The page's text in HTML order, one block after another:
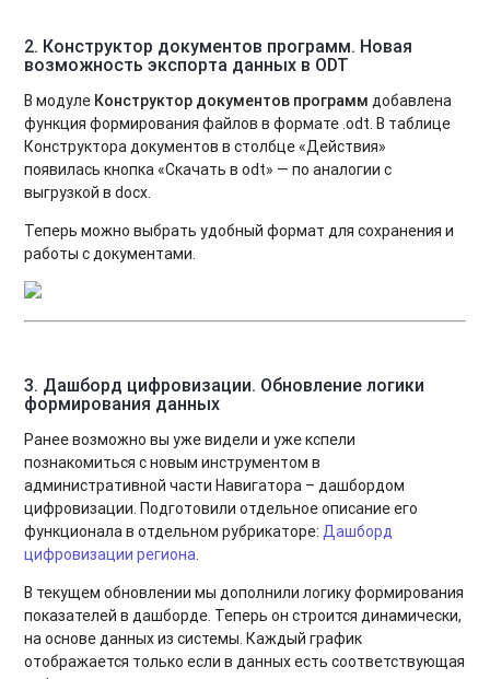
2. Конструктор документов программ. Новая
возможность экспорта данных в ODT
В модуле Конструктор документов программ добавлена
функция формирования файлов в формате .odt. В таблице
Конструктора документов в столбце «Действия»
появилась кнопка «Скачать в odt» — по аналогии с
выгрузкой в docx.
Теперь можно выбрать удобный формат для сохранения и
работы с документами.
3. Дашборд цифровизации. Обновление логики
формирования данных
Ранее возможно вы уже видели и уже кспели
познакомиться с новым инструментом в
административной части Навигатора – дашбордом
цифровизации. Подготовили отдельное описание его
функционала в отдельном рубрикаторе:Дашборд
цифровизации региона.
В текущем обновлении мы дополнили логику формирования
показателей в дашборде. Теперь он строится динамически,
на основе данных из системы. Каждый график
отображается только если в данных есть соответствующая